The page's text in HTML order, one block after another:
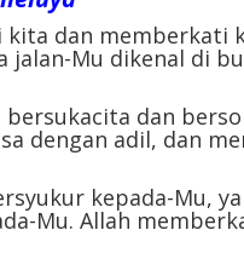
kita dan memberkati
jalan-Mu dikenal di
dan
dengan adil, dan
kepada-Mu,
Mu. Allah